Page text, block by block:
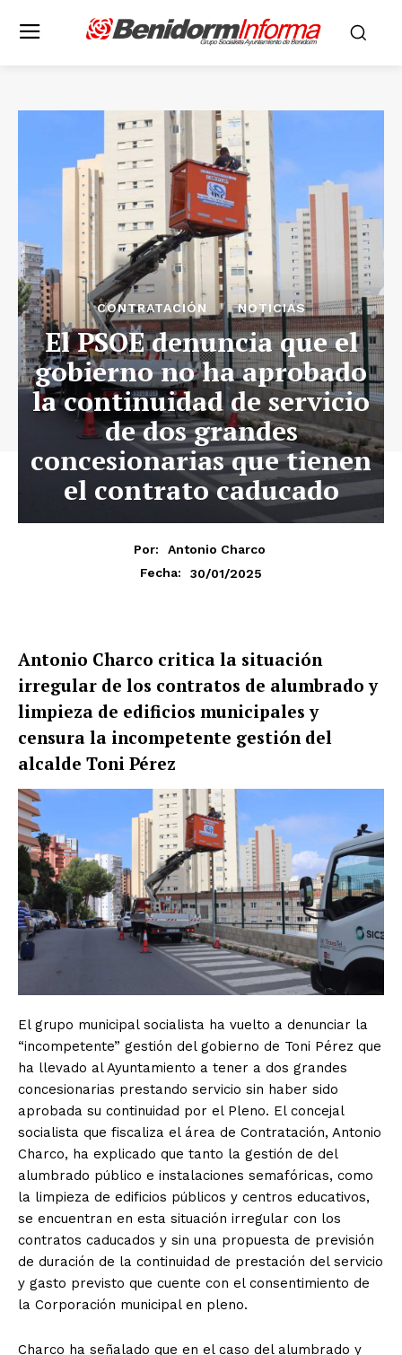
CONTRATACIÓN NOTICIAS
El PSOE denuncia que el
gobierno no ha aprobado
la continuidad de servicio
de dos grandes
concesionarias que tienen
el contrato caducado
Por:
Antonio Charco
Fecha:
30/01/2025
Antonio Charco critica la situación
irregular de los contratos de alumbrado y
limpieza de edificios municipales y
censura la incompetente gestión del
alcalde Toni Pérez
El grupo municipal socialista ha vuelto a denunciar la
“incompetente” gestión del gobierno de Toni Pérez que
ha llevado al Ayuntamiento a tener a dos grandes
concesionarias prestando servicio sin haber sido
aprobada su continuidad por el Pleno. El concejal
socialista que fiscaliza el área de Contratación, Antonio
Charco, ha explicado que tanto la gestión de del
alumbrado público e instalaciones semafóricas, como
la limpieza de edificios públicos y centros educativos,
se encuentran en esta situación irregular con los
contratos caducados y sin una propuesta de previsión
de duración de la continuidad de prestación del servicio
y gasto previsto que cuente con el consentimiento de
la Corporación municipal en pleno.
Charco ha señalado que en el caso del alumbrado y